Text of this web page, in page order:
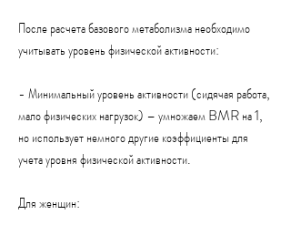
После расчета базового метаболизма необходимо
учитывать уровень физической активности:
- Минимальный уровень активности (сидячая работа,
мало физических нагрузок) – умножаем BMR на 1,
но использует немного другие коэффициенты для
учета уровня физической активности.
Для женщин: